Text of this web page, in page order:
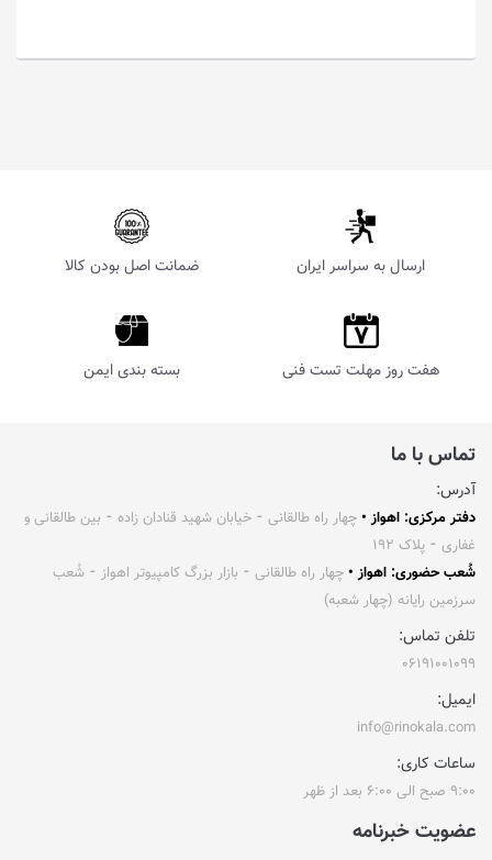
ارسال به سراسر ایران ضمانت اصل بودن کالا
هفت روز مهلت تست فنی بسته بندی ایمن
تماس با ما
آدرس:
دفتر مرکزی: اهواز • چهار راه طالقانی ⁃ خیابان شهید قنادان زاده ⁃ بین طالقانی و
غفاری ⁃ پلاک ۱۹۲
شُعب حضوری: اهواز • چهار راه طالقانی ⁃ بازار بزرگ کامپیوتر اهواز ⁃ شُعب
سرزمین رایانه (چهار شعبه)
تلفن تماس:
۰۶۱۹۱۰۰۱۰۹۹
ایمیل:
info@rinokala.com
ساعات کاری:
۹:۰۰ صبح الی ۶:۰۰ بعد از ظهر
عضویت خبرنامه